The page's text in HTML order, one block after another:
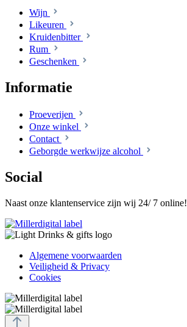
Wijn
Likeuren
Kruidenbitter
Rum
Geschenken
Informatie
Proeverijen
Onze winkel
Contact
Geborgde werkwijze alcohol
Social
Naast onze klantenservice zijn wij 24/ 7 online!
Algemene voorwaarden
Veiligheid & Privacy
Cookies